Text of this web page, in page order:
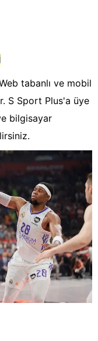
tabanlı ve mobil
S Sport Plus'a üye
bilgisayar